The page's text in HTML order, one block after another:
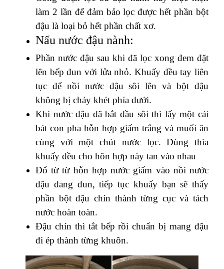
làm 2 lần để đảm bảo lọc được hết phần bột
đậu là loại bỏ hết phần chất xơ.
Nấu nước đậu nành:
Phần nước đậu sau khi đã lọc xong đem đặt
lên bếp đun với lửa nhỏ. Khuấy đều tay liên
tục để nồi nước đậu sôi lên và bột đậu
không bị cháy khét phía dưới.
Khi nước đậu đã bắt đầu sôi thì lấy một cái
bát con pha hỗn hợp giấm trắng và muối ăn
cùng với một chút nước lọc. Dùng thìa
khuấy đều cho hôn hợp này tan vào nhau
Đổ từ từ hỗn hợp nước giấm vào nồi nước
đậu đang đun, tiếp tục khuấy bạn sẽ thấy
phần bột đậu chín thành từng cục và tách
nước hoàn toàn.
Đậu chín thì tắt bếp rồi chuẩn bị mang đậu
đi ép thành từng khuôn.